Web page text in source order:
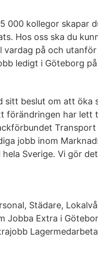
000 kollegor skapar
Hos oss ska du
vardag på och
ledigt i Göteborg på
sitt beslut om att öka
förändringen har lett
jobb inom
Sverige. Vi gör
Städare,
Jobba Extra i